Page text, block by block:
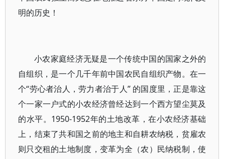
明的历史！
小农家庭经济无疑是一个传统中国的国家之外的
自组织，是一个几千年前中国农民自组织产物。在一
个“劳心者治人，劳力者治于人” 的国度里，正是靠这
个一家一户式的小农经济曾经达到一个西方望尘莫及
的水平。1950-1952年的土地改革，在小农经济基础
上，结束了共和国之前的地主和自耕农纳税，贫雇农
则只交租的土地制度，变革为全（农）民纳税制，使